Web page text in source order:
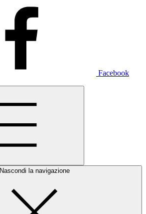
Facebook
Nascondi la navigazione